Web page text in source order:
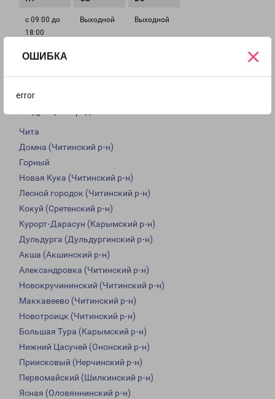
ОШИБКА
error
×
с 09:00 до
18:00
Выходной Выходной
Доставка из Читы по области
Из филиала в Чите доставка грузов осуществляется в
Чита
Домна (Читинский р-н)
Горный
Новая Кука (Читинский р-н)
Лесной городок (Читинский р-н)
Кокуй (Сретенский р-н)
Курорт-Дарасун (Карымский р-н)
Дульдурга (Дульдургинский р-н)
Акша (Акшинский р-н)
Александровка (Читинский р-н)
Новокручининский (Читинский р-н)
Маккавеево (Читинский р-н)
Новотроицк (Читинский р-н)
Большая Тура (Карымский р-н)
Нижний Цасучей (Ононский р-н)
Приисковый (Нерчинский р-н)
Первомайский (Шилкинский р-н)
Ясная (Оловяннинский р-н)